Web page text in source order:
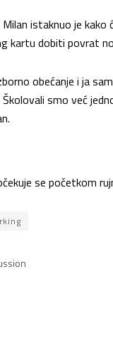
istaknuo je
kartu dobiti povrat
obećanje i ja
smo već
se početkom